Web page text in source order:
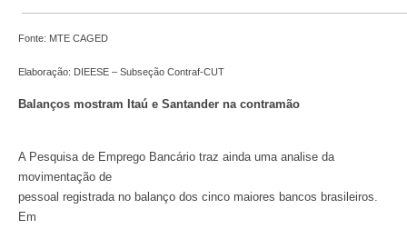
Fonte: MTE CAGED
Elaboração: DIEESE – Subseção Contraf-CUT
Balanços mostram Itaú e Santander na contramão
A Pesquisa de Emprego Bancário traz ainda uma analise da
movimentação de
pessoal registrada no balanço dos cinco maiores bancos brasileiros.
Em